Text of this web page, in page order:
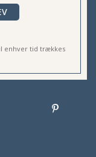
enhver tid trækkes